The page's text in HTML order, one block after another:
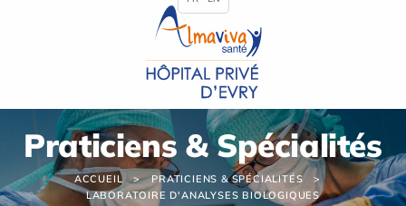
Praticiens & Spécialités
ACCUEIL
PRATICIENS & SPÉCIALITÉS
LABORATOIRE D'ANALYSES BIOLOGIQUES
Panneau de gestion des cookies